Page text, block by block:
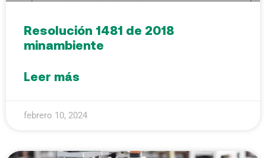
Resolución 1481 de 2018
minambiente
Leer más
febrero 10, 2024